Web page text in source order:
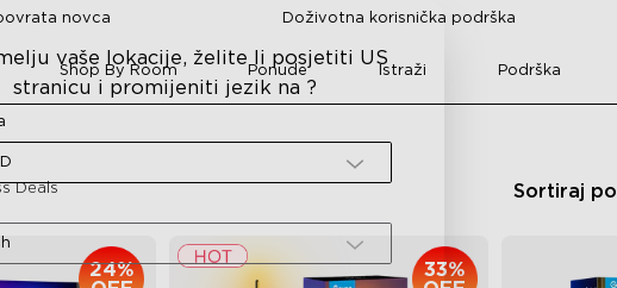
novca Doživotna korisnička podrška
Shop By Room Ponude Istraži Podrška
Deals Sortiraj po
24%
33%
vaše lokacije, želite li posjetiti US
stranicu i promijeniti jezik na ?